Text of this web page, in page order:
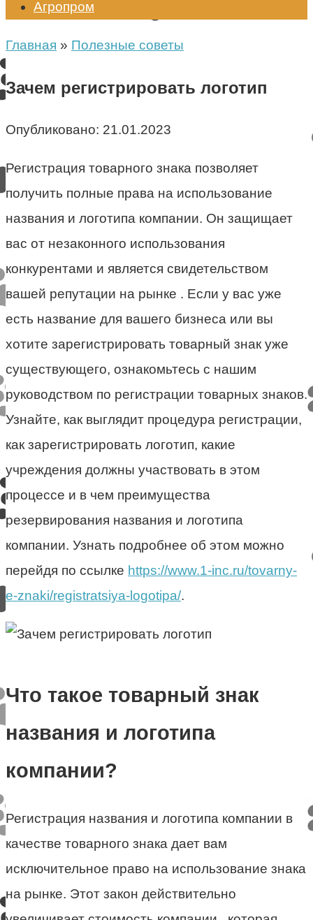
Агропром
Главная » Полезные советы
Зачем регистрировать логотип
Опубликовано: 21.01.2023
Регистрация товарного знака позволяет
получить полные права на использование
названия и логотипа компании. Он защищает
вас от незаконного использования
конкурентами и является свидетельством
вашей репутации на рынке . Если у вас уже
есть название для вашего бизнеса или вы
хотите зарегистрировать товарный знак уже
существующего, ознакомьтесь с нашим
руководством по регистрации товарных знаков.
Узнайте, как выглядит процедура регистрации,
как зарегистрировать логотип, какие
учреждения должны участвовать в этом
процессе и в чем преимущества
резервирования названия и логотипа
компании. Узнать подробнее об этом можно
перейдя по ссылке https://www.1-inc.ru/tovarny-
e-znaki/registratsiya-logotipa/.
Что такое товарный знак
названия и логотипа
компании?
Регистрация названия и логотипа компании в
качестве товарного знака дает вам
исключительное право на использование знака
на рынке. Этот закон действительно